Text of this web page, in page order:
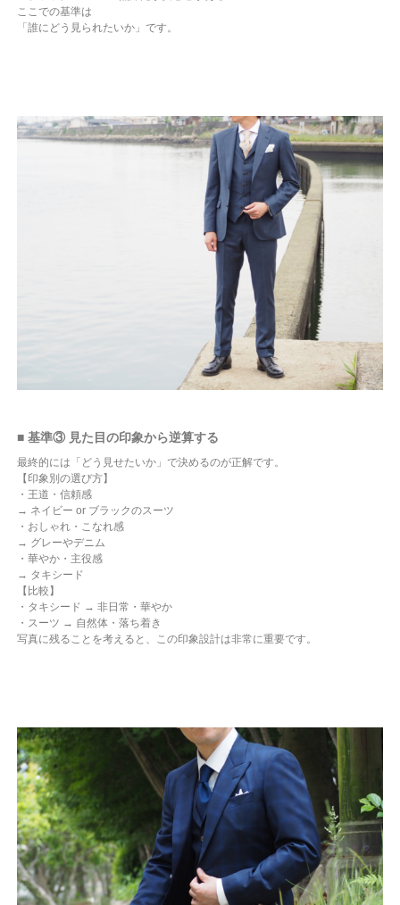
ここでの基準は
「誰にどう見られたいか」です。
■ 基準③ 見た目の印象から逆算する
最終的には「どう見せたいか」で決めるのが正解です。
【印象別の選び方】
・王道・信頼感
→ ネイビー or ブラックのスーツ
・おしゃれ・こなれ感
→ グレーやデニム
・華やか・主役感
→ タキシード
【比較】
・タキシード → 非日常・華やか
・スーツ → 自然体・落ち着き
写真に残ることを考えると、この印象設計は非常に重要です。